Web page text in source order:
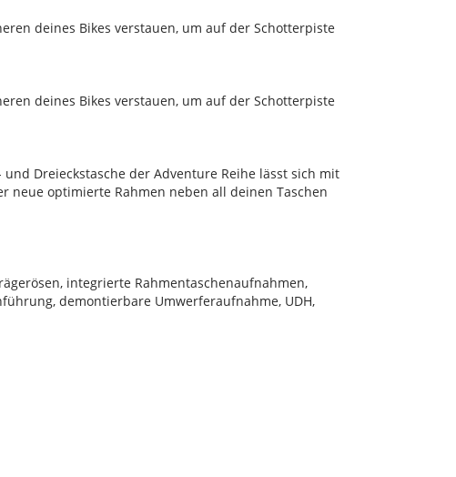
deines Bikes verstauen, um auf der Schotterpiste
deines Bikes verstauen, um auf der Schotterpiste
Dreieckstasche der Adventure Reihe lässt sich mit
neue optimierte Rahmen neben all deinen Taschen
integrierte Rahmentaschenaufnahmen,
demontierbare Umwerferaufnahme, UDH,